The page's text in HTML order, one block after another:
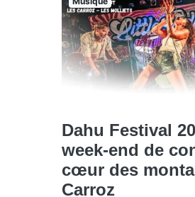
Dahu Festival
week-end de
cœur des
Carroz